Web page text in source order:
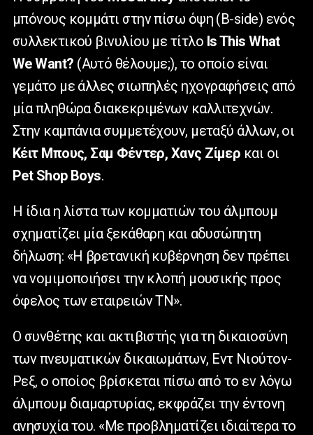
μπόνους κομμάτι στην πίσω όψη (B-side) ενός
συλλεκτικού βινυλίου με τίτλο Is This What
We Want? (Αυτό θέλουμε;), το οποίο είναι
γεμάτο με άλλες σιωπηλές ηχογραφήσεις από
μία πληθώρα διακεκριμένων καλλιτεχνών.
Στην καμπάνια συμμετέχουν, μεταξύ άλλων, οι
Κέιτ Μπους, Σαμ Φέντερ, Χανς Zίμερ και οι
Pet Shop Boys.
Η ίδια η λίστα των κομματιών του άλμπουμ
σχηματίζει μία ξεκάθαρη και αδυσώπητη
δήλωση: «Η βρετανική κυβέρνηση δεν πρέπει
να νομιμοποιήσει την κλοπή μουσικής προς
όφελος των εταιρειών ΤΝ».
Ο συνθέτης και ακτιβιστής για τη δικαιοσύνη
των πνευματικών δικαιωμάτων, Εντ Νιούτον-
Ρεξ, ο οποίος βρίσκεται πίσω από το εν λόγω
άλμπουμ διαμαρτυρίας, εκφράζει την έντονη
ανησυχία του. «Με προβληματίζει ιδιαίτερα το